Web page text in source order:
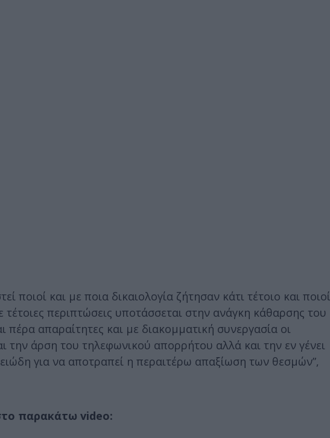
ποιοί και με ποια δικαιολογία ζήτησαν κάτι τέτοιο και ποιοί
περιπτώσεις υποτάσσεται στην ανάγκη κάθαρσης του
απαραίτητες και με διακομματική συνεργασία οι
την άρση του τηλεφωνικού απορρήτου αλλά και την εν γένει
για να αποτραπεί η περαιτέρω απαξίωση των θεσμών”,
παρακάτω video: